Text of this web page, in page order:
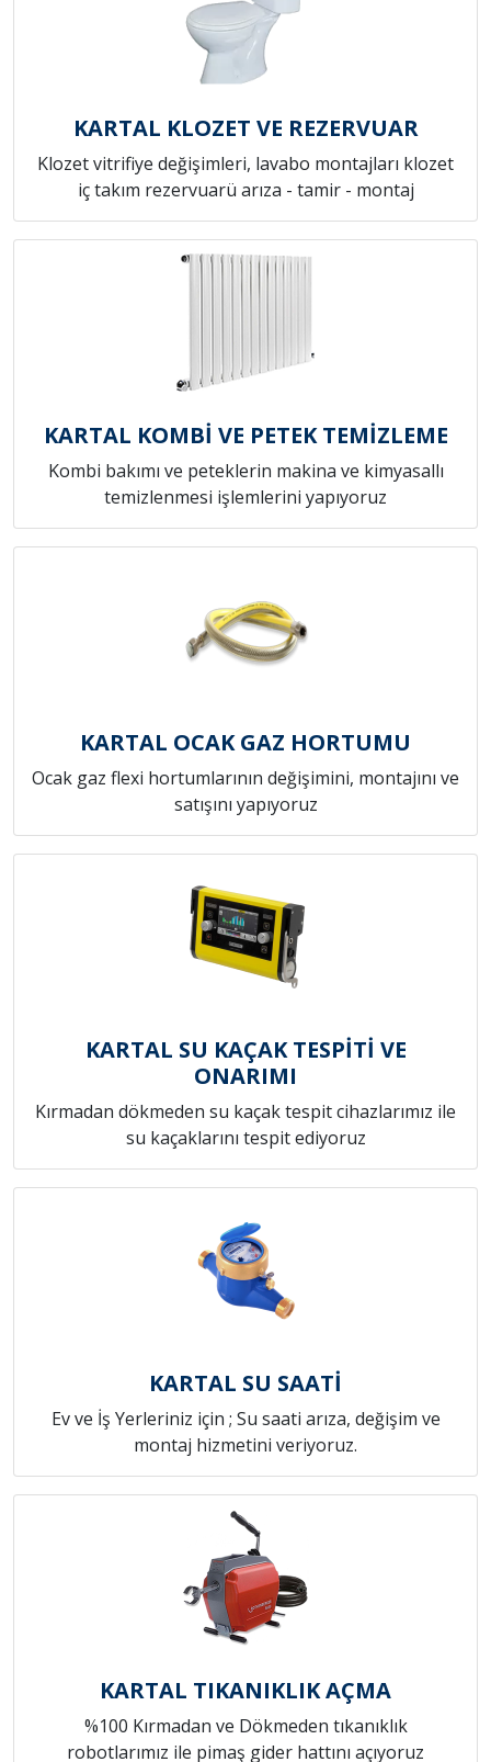
KARTAL KLOZET VE REZERVUAR
Klozet vitrifiye değişimleri, lavabo montajları klozet
iç takım rezervuarü arıza - tamir - montaj
KARTAL KOMBİ VE PETEK TEMİZLEME
Kombi bakımı ve peteklerin makina ve kimyasallı
temizlenmesi işlemlerini yapıyoruz
KARTAL OCAK GAZ HORTUMU
Ocak gaz flexi hortumlarının değişimini, montajını ve
satışını yapıyoruz
KARTAL SU KAÇAK TESPİTİ VE
ONARIMI
Kırmadan dökmeden su kaçak tespit cihazlarımız ile
su kaçaklarını tespit ediyoruz
KARTAL SU SAATİ
Ev ve İş Yerleriniz için ; Su saati arıza, değişim ve
montaj hizmetini veriyoruz.
KARTAL TIKANIKLIK AÇMA
%100 Kırmadan ve Dökmeden tıkanıklık
robotlarımız ile pimaş gider hattını açıyoruz